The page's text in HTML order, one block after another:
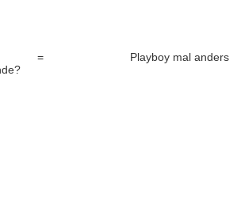
=
Playboy mal anders